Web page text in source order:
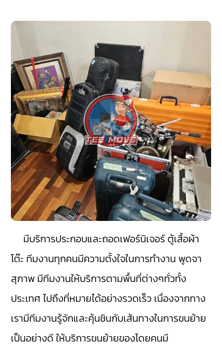
มีบริการประกอบและถอดเฟอร์นิเจอร์ ตู้เสื้อผ้า
โต๊ะ ทีมงานทุกคนมีความตั้งใจในการทำงาน พูดจา
สุภาพ มีทีมงานให้บริการตามพื้นที่ต่างๆทั่วทั้ง
ประเทศ ไปถึงที่หมายได้อย่างรวดเร็ว เนื่องจากทาง
เรามีทีมงานรู้จักและคุ้นชินกับเส้นทางในการขนย้าย
เป็นอย่างดี ให้บริการขนย้ายของโดยคนมี